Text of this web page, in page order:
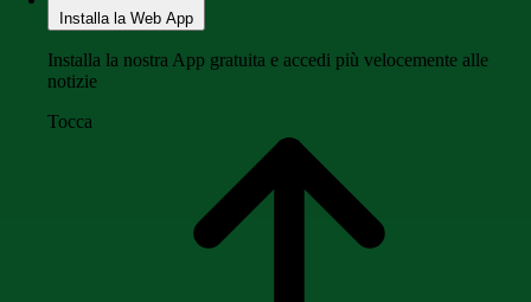
Installa la Web App
Installa la nostra App gratuita e accedi più velocemente alle
notizie
Tocca